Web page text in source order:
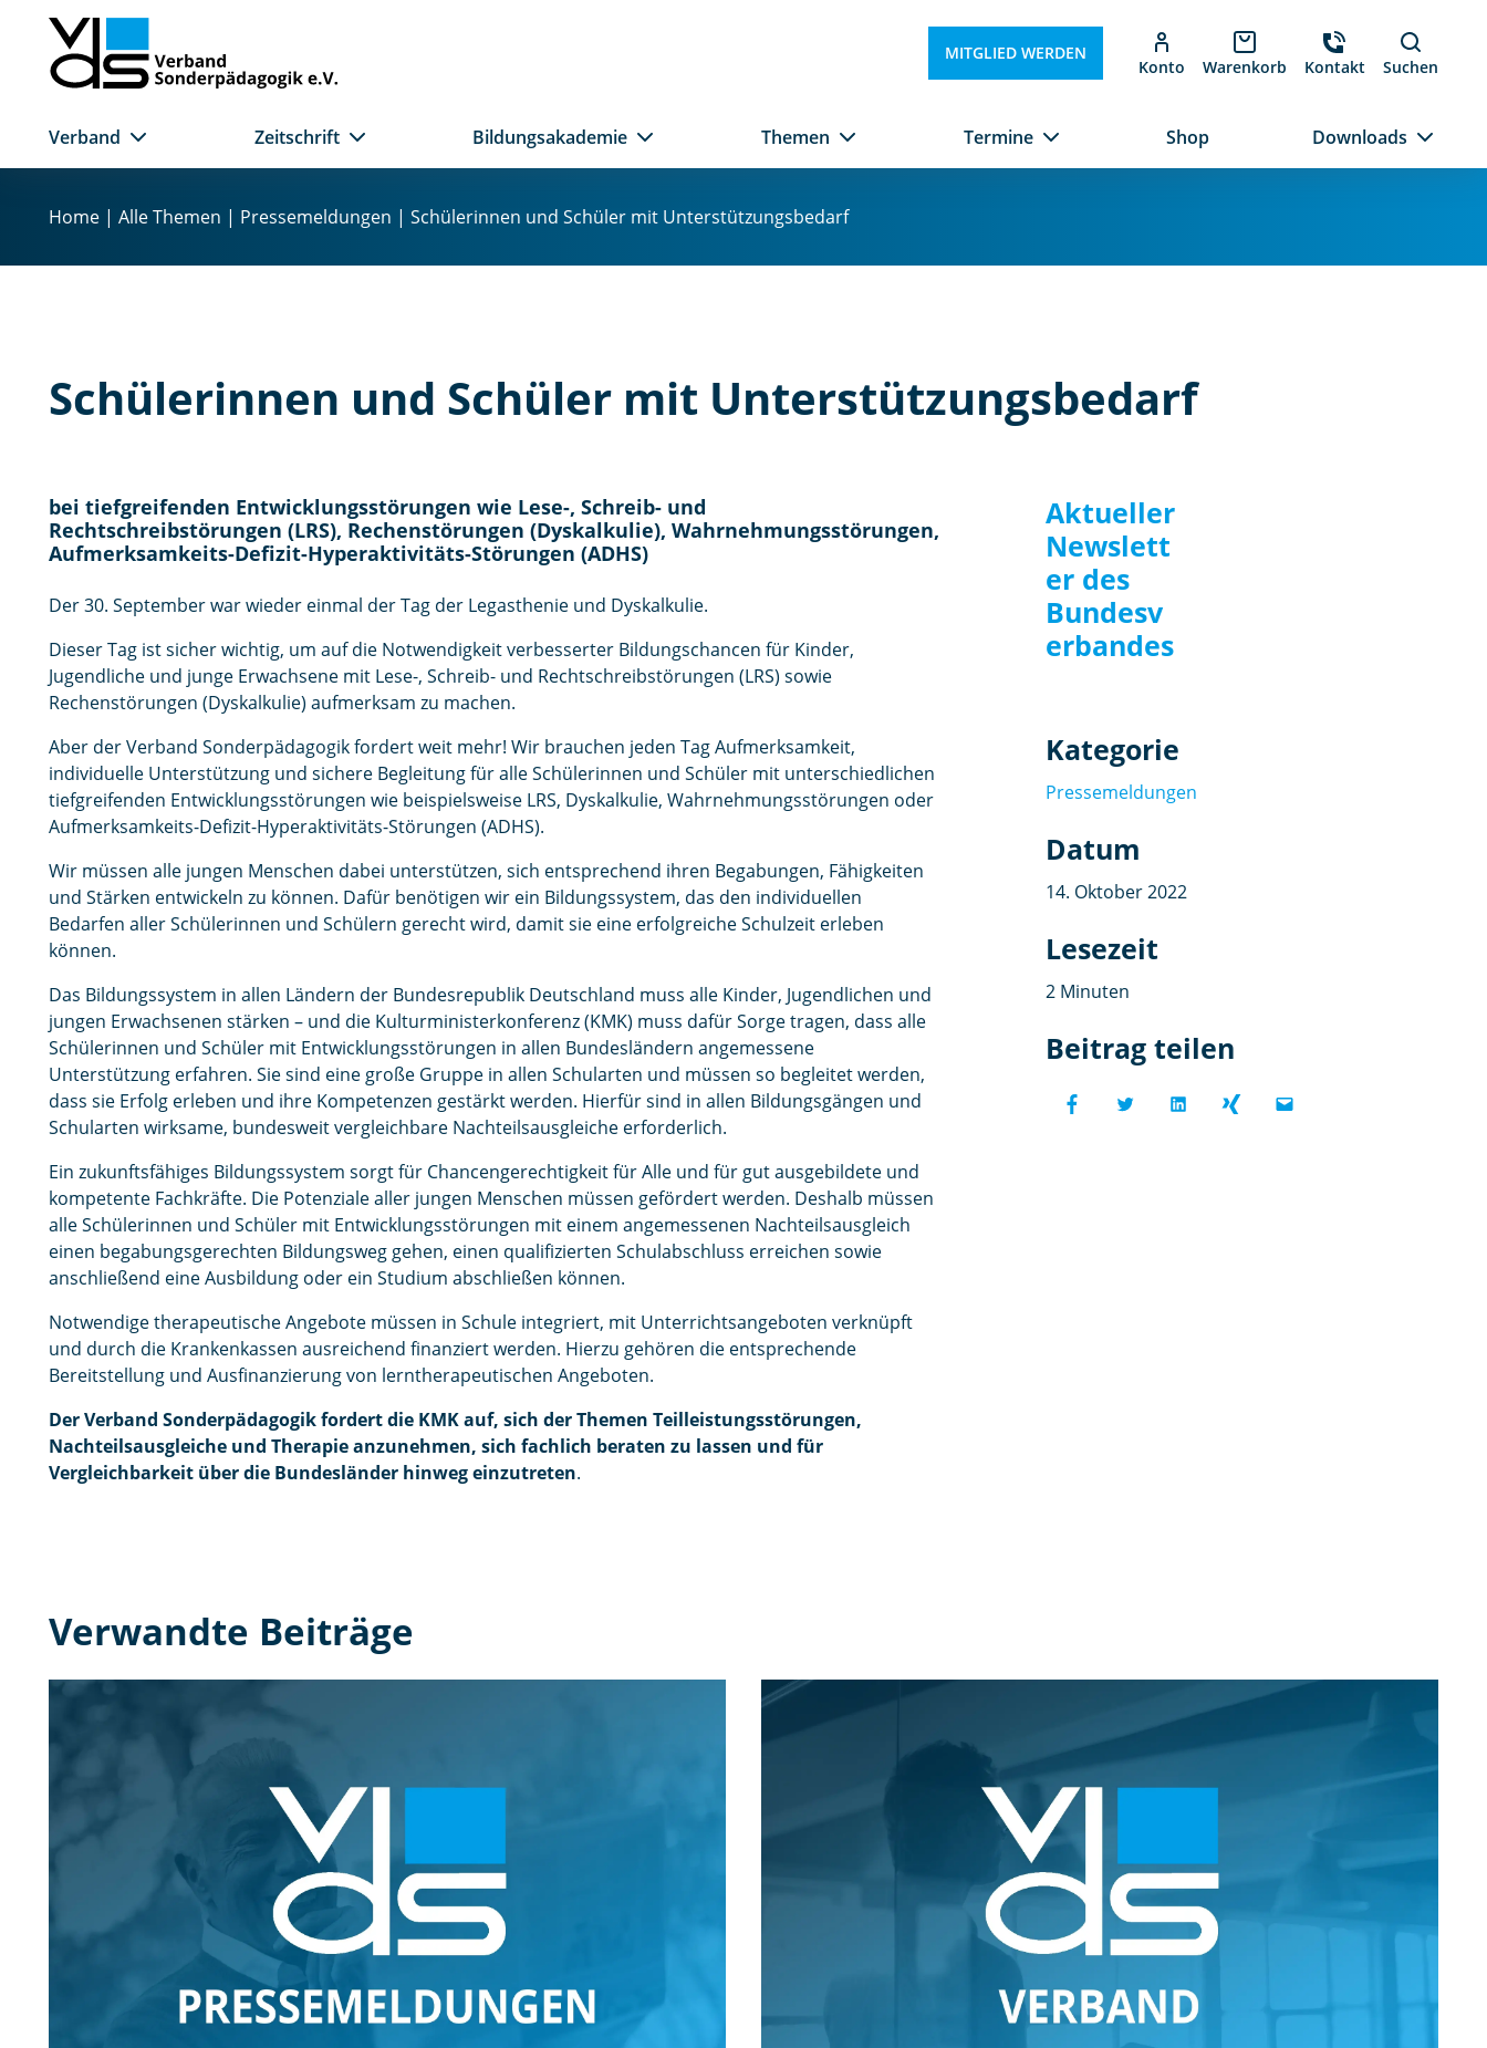
I
MITGLIED WERDEN
Konto Warenkorb Kontakt Suchen
Verband Zeitschrift Bildungsakademie Themen Termine Shop Downloads
Home | Alle Themen | Pressemeldungen | Schülerinnen und Schüler mit Unterstützungsbedarf
Schülerinnen und Schüler mit Unterstützungsbedarf
bei tiefgreifenden Entwicklungsstörungen wie Lese-, Schreib- und
Rechtschreibstörungen (LRS), Rechenstörungen (Dyskalkulie), Wahrnehmungsstörungen,
Aufmerksamkeits-Defizit-Hyperaktivitäts-Störungen (ADHS)
Der 30. September war wieder einmal der Tag der Legasthenie und Dyskalkulie.
Dieser Tag ist sicher wichtig, um auf die Notwendigkeit verbesserter Bildungschancen für Kinder,
Jugendliche und junge Erwachsene mit Lese-, Schreib- und Rechtschreibstörungen (LRS) sowie
Rechenstörungen (Dyskalkulie) aufmerksam zu machen.
Aber der Verband Sonderpädagogik fordert weit mehr! Wir brauchen jeden Tag Aufmerksamkeit,
individuelle Unterstützung und sichere Begleitung für alle Schülerinnen und Schüler mit unterschiedlichen
tiefgreifenden Entwicklungsstörungen wie beispielsweise LRS, Dyskalkulie, Wahrnehmungsstörungen oder
Aufmerksamkeits-Defizit-Hyperaktivitäts-Störungen (ADHS).
Wir müssen alle jungen Menschen dabei unterstützen, sich entsprechend ihren Begabungen, Fähigkeiten
und Stärken entwickeln zu können. Dafür benötigen wir ein Bildungssystem, das den individuellen
Bedarfen aller Schülerinnen und Schülern gerecht wird, damit sie eine erfolgreiche Schulzeit erleben
können.
Das Bildungssystem in allen Ländern der Bundesrepublik Deutschland muss alle Kinder, Jugendlichen und
jungen Erwachsenen stärken – und die Kulturministerkonferenz (KMK) muss dafür Sorge tragen, dass alle
Schülerinnen und Schüler mit Entwicklungsstörungen in allen Bundesländern angemessene
Unterstützung erfahren. Sie sind eine große Gruppe in allen Schularten und müssen so begleitet werden,
dass sie Erfolg erleben und ihre Kompetenzen gestärkt werden. Hierfür sind in allen Bildungsgängen und
Schularten wirksame, bundesweit vergleichbare Nachteilsausgleiche erforderlich.
Ein zukunftsfähiges Bildungssystem sorgt für Chancengerechtigkeit für Alle und für gut ausgebildete und
kompetente Fachkräfte. Die Potenziale aller jungen Menschen müssen gefördert werden. Deshalb müssen
alle Schülerinnen und Schüler mit Entwicklungsstörungen mit einem angemessenen Nachteilsausgleich
einen begabungsgerechten Bildungsweg gehen, einen qualifizierten Schulabschluss erreichen sowie
anschließend eine Ausbildung oder ein Studium abschließen können.
Notwendige therapeutische Angebote müssen in Schule integriert, mit Unterrichtsangeboten verknüpft
und durch die Krankenkassen ausreichend finanziert werden. Hierzu gehören die entsprechende
Bereitstellung und Ausfinanzierung von lerntherapeutischen Angeboten.
Der Verband Sonderpädagogik fordert die KMK auf, sich der Themen Teilleistungsstörungen,
Nachteilsausgleiche und Therapie anzunehmen, sich fachlich beraten zu lassen und für
Vergleichbarkeit über die Bundesländer hinweg einzutreten.
Aktueller
Newslett
er des
Bundesv
erbandes
Kategorie
Pressemeldungen
Datum
14. Oktober 2022
Lesezeit
2 Minuten
Beitrag teilen
Verwandte Beiträge